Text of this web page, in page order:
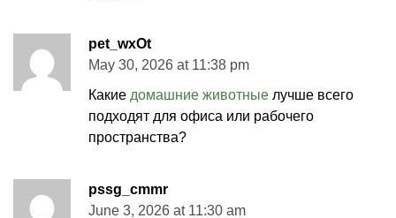
pet_wxOt
May 30, 2026 at 11:38 pm
Какие домашние животные лучше всего
подходят для офиса или рабочего
пространства?
pssg_cmmr
June 3, 2026 at 11:30 am